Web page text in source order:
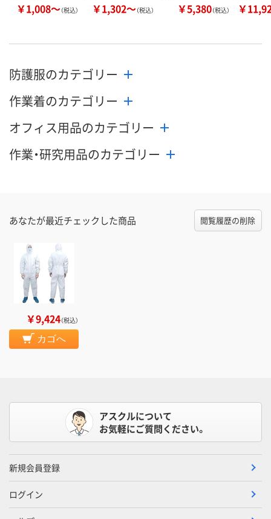
￥1,008～（税込） ￥1,302～（税込） ￥5,380（税込） ￥
防護服のカテゴリー
作業着のカテゴリー
オフィス用品のカテゴリー
作業・研究用品のカテゴリー
あなたが最近チェックした商品 閲覧履歴の削除
￥9,424（税込）
カゴへ
アスクルについて
お気軽にご質問ください。
新規会員登録
ログイン